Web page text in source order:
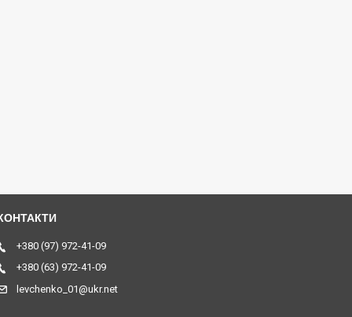
+380 (97) 972-41-09
+380 (63) 972-41-09
levchenko_01@ukr.net